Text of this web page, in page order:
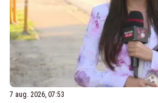
7 aug. 2026, 07:53